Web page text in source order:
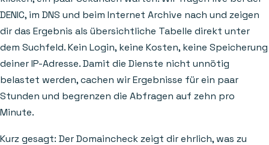
DENIC, im DNS und beim Internet Archive nach und zeigen
dir das Ergebnis als übersichtliche Tabelle direkt unter
dem Suchfeld. Kein Login, keine Kosten, keine Speicherung
deiner IP-Adresse. Damit die Dienste nicht unnötig
belastet werden, cachen wir Ergebnisse für ein paar
Stunden und begrenzen die Abfragen auf zehn pro
Minute.
Kurz gesagt: Der Domaincheck zeigt dir ehrlich, was zu